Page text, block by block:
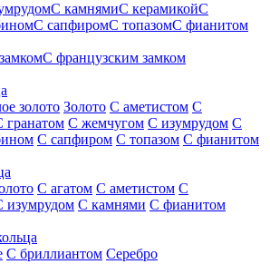
С камнямиС керамикойС
С сапфиромС топазомС фианитом
С французским замком
золото Золото С аметистом С
гранатом С жемчугом С изумрудом С
С сапфиром С топазом С фианитом
С агатом С аметистом С
изумрудом С камнями С фианитом
С бриллиантом Серебро